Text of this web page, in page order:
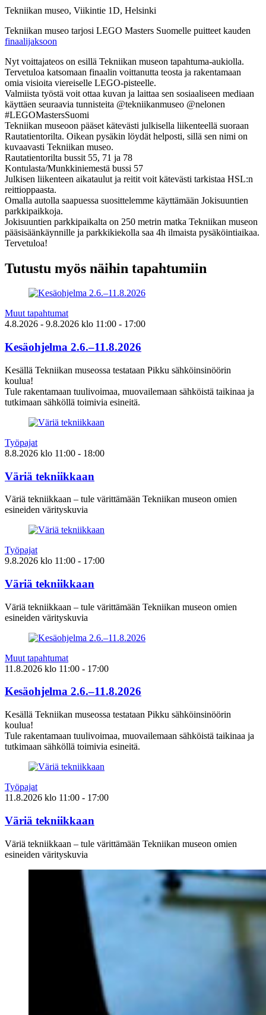
Tekniikan museo, Viikintie 1D, Helsinki
Tekniikan museo tarjosi LEGO Masters Suomelle puitteet kauden
finaalijaksoon
Nyt voittajateos on esillä Tekniikan museon tapahtuma-aukiolla.
Tervetuloa katsomaan finaalin voittanutta teosta ja rakentamaan
omia visioita viereiselle LEGO-pisteelle.
Valmiista työstä voit ottaa kuvan ja laittaa sen sosiaaliseen mediaan
käyttäen seuraavia tunnisteita @tekniikanmuseo @nelonen
#LEGOMastersSuomi
Tekniikan museoon pääset kätevästi julkisella liikenteellä suoraan
Rautatientorilta. Oikean pysäkin löydät helposti, sillä sen nimi on
kuvaavasti Tekniikan museo.
Rautatientorilta bussit 55, 71 ja 78
Kontulasta/Munkkiniemestä bussi 57
Julkisen liikenteen aikataulut ja reitit voit kätevästi tarkistaa HSL:n
reittioppaasta.
Omalla autolla saapuessa suosittelemme käyttämään Jokisuuntien
parkkipaikkoja.
Jokisuuntien parkkipaikalta on 250 metrin matka Tekniikan museon
pääsisäänkäynnille ja parkkikiekolla saa 4h ilmaista pysäköintiaikaa.
Tervetuloa!
Tutustu myös näihin tapahtumiin
Muut tapahtumat
4.8.2026 - 9.8.2026 klo 11:00 - 17:00
Kesäohjelma 2.6.–11.8.2026
Kesällä Tekniikan museossa testataan Pikku sähköinsinöörin
koulua!
Tule rakentamaan tuulivoimaa, muovailemaan sähköistä taikinaa ja
tutkimaan sähköllä toimivia esineitä.
Työpajat
8.8.2026 klo 11:00 - 18:00
Väriä tekniikkaan
Väriä tekniikkaan – tule värittämään Tekniikan museon omien
esineiden värityskuvia
Työpajat
9.8.2026 klo 11:00 - 17:00
Väriä tekniikkaan
Väriä tekniikkaan – tule värittämään Tekniikan museon omien
esineiden värityskuvia
Muut tapahtumat
11.8.2026 klo 11:00 - 17:00
Kesäohjelma 2.6.–11.8.2026
Kesällä Tekniikan museossa testataan Pikku sähköinsinöörin
koulua!
Tule rakentamaan tuulivoimaa, muovailemaan sähköistä taikinaa ja
tutkimaan sähköllä toimivia esineitä.
Työpajat
11.8.2026 klo 11:00 - 17:00
Väriä tekniikkaan
Väriä tekniikkaan – tule värittämään Tekniikan museon omien
esineiden värityskuvia